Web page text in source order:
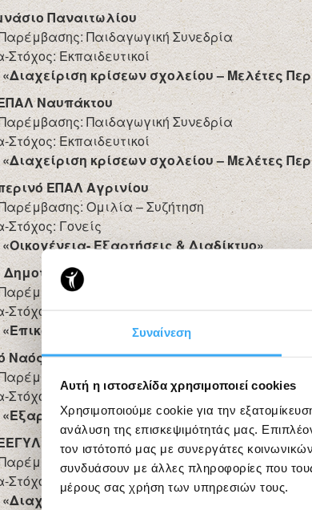
Συναίνεση
Αυτή η ιστοσελίδα χρησιμοποιεί cookies
Χρησιμοποιούμε cookie για την
ανάλυση της επισκεψιμότητάς μας.
τον ιστότοπό μας με συνεργάτες
συνδυάσουν με άλλες πληροφορίες που
μέρους σας χρήση των υπηρεσιών τους.
Παναιτωλίου
Παιδαγωγική Συνεδρία
Εκπαιδευτικοί
«Διαχείριση κρίσεων σχολείου – Μελέτες
Ναυπάκτου
Παιδαγωγική Συνεδρία
Εκπαιδευτικοί
«Διαχείριση κρίσεων σχολείου – Μελέτες
ΕΠΑΛ Αγρινίου
Ομιλία – Συζήτηση
Γονείς
«Οικογένεια- Εξαρτήσεις & Διαδίκτυο»
Δημοτικό Σχολείο Αγρινίου
Ομιλία – Συζήτηση
Γονείς
«Επικοινωνία στην οικογένεια »
Ναός Αγίου Νεκταρίου Κάτω Πλατανήτη
Ομιλία – Συζήτηση
Γονείς
«Εξαρτήσεις»
Μεσολογίου
Παιδαγωγική Συνεδρία
Εκπαιδευτικοί
«Διαχείριση κρίσεων σχολείου – Μελέτες